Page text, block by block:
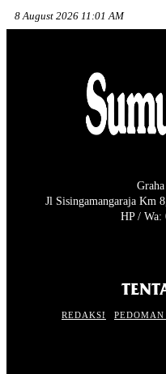
8 August 2026 11:01 AM
Jl Sisingamangaraja Km
HP / Wa:
REDAKSI